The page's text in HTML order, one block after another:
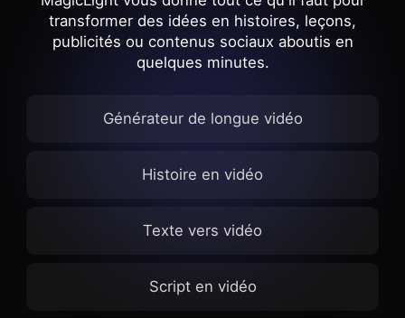
transformer des idées en histoires, leçons,
publicités ou contenus sociaux aboutis en
quelques minutes.
Générateur de longue vidéo
Histoire en vidéo
Texte vers vidéo
Script en vidéo